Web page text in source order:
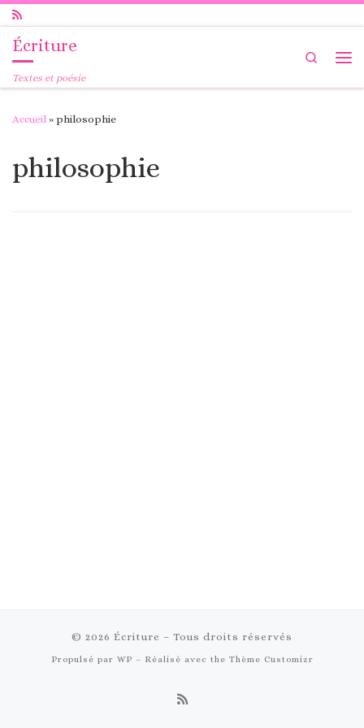
Passer au contenu
Écriture
Textes et poésie
Search
Accueil » philosophie
philosophie
© 2026 Écriture – Tous droits réservés
Propulsé par WP – Réalisé avec the Thème Customizr